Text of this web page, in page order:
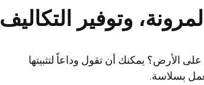
المرونة، وتوفير التكاليف
الأرض؟ يمكنك أن تقول وداعاً لتثبيتها
بسلاسة.